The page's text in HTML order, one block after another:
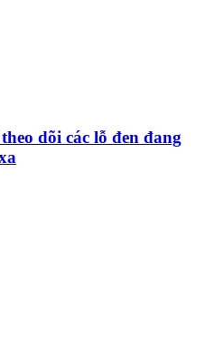
dõi các lỗ đen đang